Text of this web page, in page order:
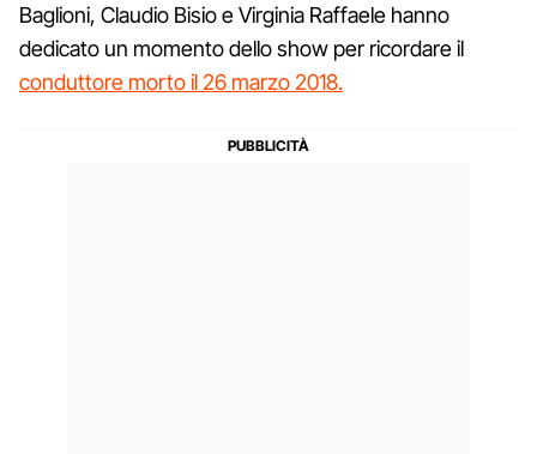
Baglioni, Claudio Bisio e Virginia Raffaele hanno
dedicato un momento dello show per ricordare il
conduttore morto il 26 marzo 2018.